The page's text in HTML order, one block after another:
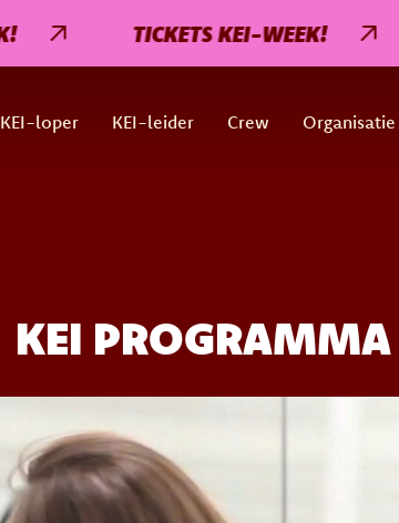
TICKETS KEI-WEEK!
KEI-loper KEI-leider Crew Organisatie
KEI